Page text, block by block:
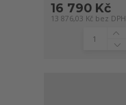
16 790 Kč
13 876,03 Kč bez DPH